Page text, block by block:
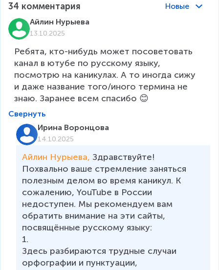
34 комментария
Новые
Айлин Нурыева
13.10.2025
Ребята, кто-нибудь может посоветовать
канал в ютубе по русскому языку,
посмотрю на каникулах. А то иногда сижу
и даже название того/иного термина не
знаю. Заранее всем спасибо 😊
Свернуть
Ирина Воронцова
14.10.2025
Айлин Нурыева, Здравствуйте!
Похвально ваше стремление заняться
полезным делом во время каникул. К
сожалению, YouTube в России
недоступен. Мы рекомендуем вам
обратить внимание на эти сайты,
посвящённые русскому языку:
1.
Здесь разбираются трудные случаи
орфографии и пунктуации,